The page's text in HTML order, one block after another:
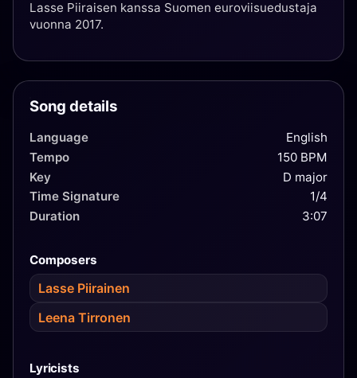
Lasse Piiraisen kanssa Suomen euroviisuedustaja
vuonna 2017.
Song details
Language
English
Tempo
150 BPM
Key
D major
Time Signature
1/4
Duration
3:07
Composers
Lasse Piirainen
Leena Tirronen
Lyricists